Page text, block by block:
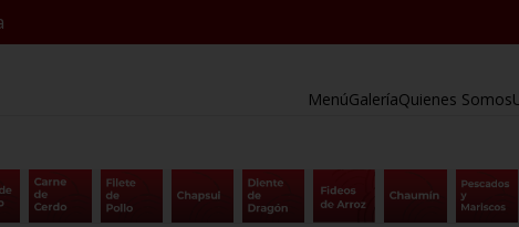
MenúGaleríaQuienes Somos